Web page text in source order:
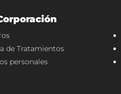
de Tratamientos
personales